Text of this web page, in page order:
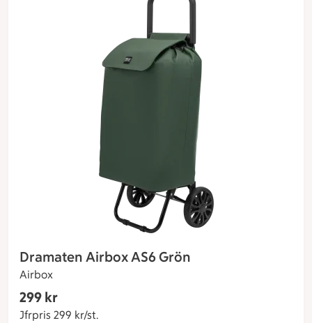
Dramaten Airbox AS6 Grön
Airbox
299 kr
Jfrpris 299 kr/st.